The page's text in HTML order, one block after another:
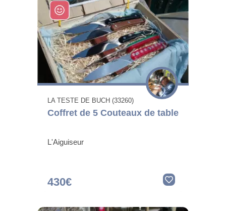
LA TESTE DE BUCH (33260)
Coffret de 5 Couteaux de table
L'Aiguiseur
430€